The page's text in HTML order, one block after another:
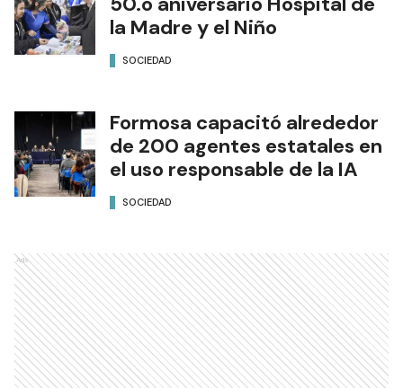
la Madre y el Niño
SOCIEDAD
Formosa capacitó alrededor
de 200 agentes estatales en
el uso responsable de la IA
SOCIEDAD
Ads